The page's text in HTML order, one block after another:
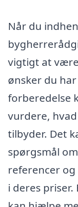
Når du
vigtigt at
ønsker du
forberedelse
vurdere,
tilbyder. Det
spørgsmål
referencer
i deres